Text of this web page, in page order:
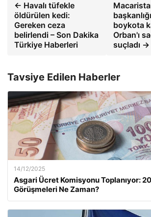
← Havalı tüfekle
öldürülen kedi:
Gereken ceza
belirlendi – Son Dakika
Türkiye Haberleri
boykota
Orban'ı
suçladı →
Tavsiye Edilen Haberler
14/12/2025
Asgari Ücret Komisyonu Toplanıyor:
Görüşmeleri Ne Zaman?